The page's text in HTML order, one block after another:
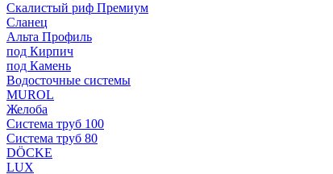
Скалистый риф Премиум
Сланец
Альта Профиль
под Кирпич
под Камень
Водосточные системы
MUROL
Желоба
Система труб 100
Система труб 80
DÖCKE
LUX